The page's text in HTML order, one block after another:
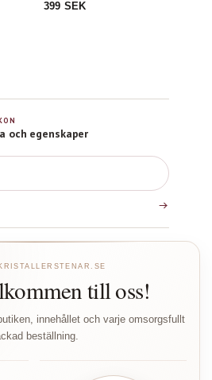
och egenskaper
till oss!
innehållet och varje omsorgsfullt
beställning.
399 SEK